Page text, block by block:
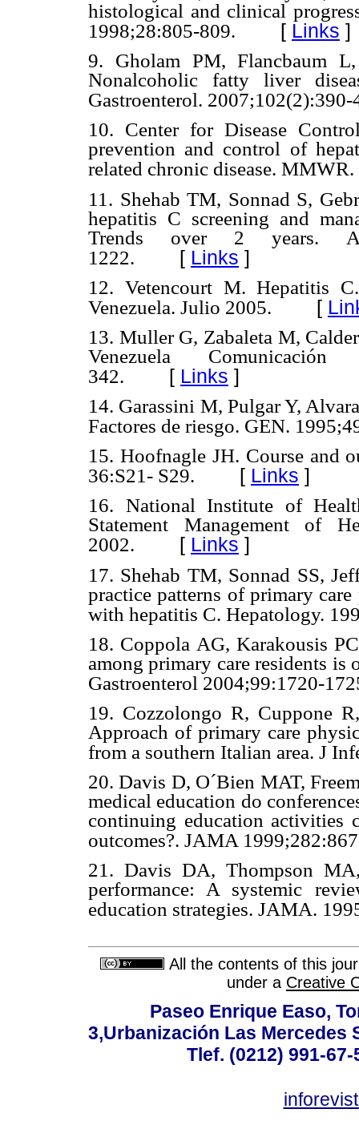
histological and clinical
1998;28:805-809. [ Links ]
9. Gholam PM, Flancbaum
Nonalcoholic fatty liver
Gastroenterol. 2007;102(2):390-
10. Center for Disease
prevention and control of
related chronic disease.
11. Shehab TM, Sonnad S,
hepatitis C screening and
Trends over 2 years.
1222. [ Links ]
12. Vetencourt M. Hepatitis
Venezuela. Julio 2005. [
13. Muller G, Zabaleta M,
Venezuela
342. [ Links ]
14. Garassini M, Pulgar Y,
Factores de riesgo. GEN.
15. Hoofnagle JH. Course and
36:S21- S29. [ Links ]
16. National Institute of
Statement Management of
2002. [ Links ]
17. Shehab TM, Sonnad SS,
practice patterns of primary
with hepatitis C. Hepatology.
18. Coppola AG, Karakousis
among primary care residents is
Gastroenterol 2004;99:1720-
19. Cozzolongo R, Cuppone
Approach of primary care
from a southern Italian area. J
20. Davis D, O´Bien MAT,
medical education do
continuing education activities
outcomes?. JAMA
21. Davis DA, Thompson
performance: A systemic
education strategies. JAMA.
All the contents of this
under a Creative
Paseo Enrique Easo,
3,Urbanización Las Mercedes
Tlef. (0212) 991-